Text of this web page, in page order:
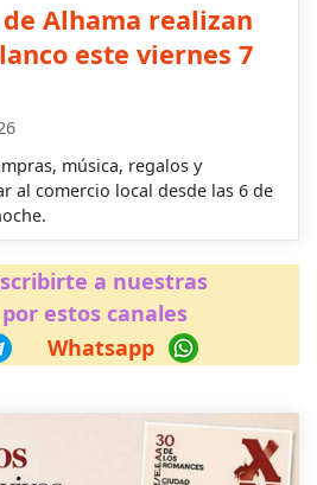
Alhama realizan
este viernes 7
música, regalos y
al comercio local desde las 6 de
a nuestras
estos canales
Whatsapp